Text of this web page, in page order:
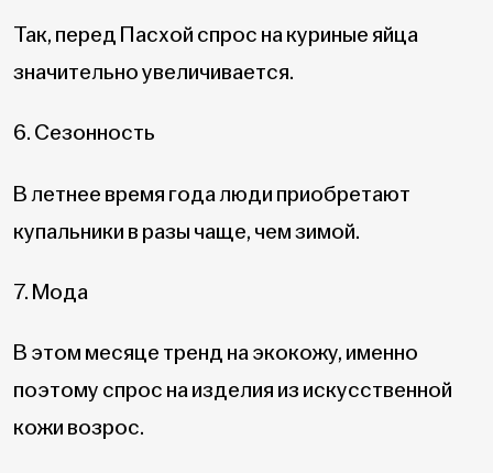
Так, перед Пасхой спрос на куриные яйца
значительно увеличивается.
6. Сезонность
В летнее время года люди приобретают
купальники в разы чаще, чем зимой.
7. Мода
В этом месяце тренд на экокожу, именно
поэтому спрос на изделия из искусственной
кожи возрос.